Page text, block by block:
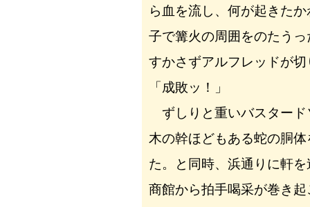
ら血を流し、何が起きた
子で篝火の周囲をのたう
すかさずアルフレッドが
「成敗ッ！」
ずしりと重いバスタード
木の幹ほどもある蛇の胴
た。と同時、浜通りに軒
商館から拍手喝采が巻き起